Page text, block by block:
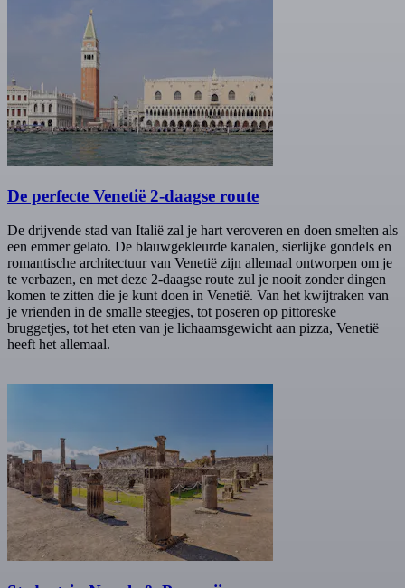
De perfecte Venetië 2-daagse route
De drijvende stad van Italië zal je hart veroveren en doen smelten als
een emmer gelato. De blauwgekleurde kanalen, sierlijke gondels en
romantische architectuur van Venetië zijn allemaal ontworpen om je
te verbazen, en met deze 2-daagse route zul je nooit zonder dingen
komen te zitten die je kunt doen in Venetië. Van het kwijtraken van
je vrienden in de smalle steegjes, tot poseren op pittoreske
bruggetjes, tot het eten van je lichaamsgewicht aan pizza, Venetië
heeft het allemaal.